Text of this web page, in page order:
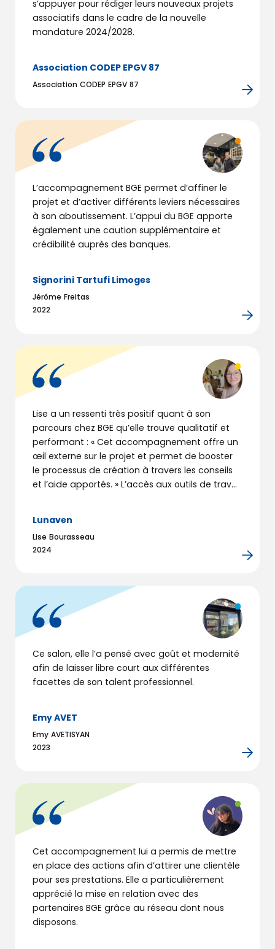
Formulaire de contact
DécouvrirBGE
Nos solutions
numériques
Nos formations
Rencontrernos entrepreneurs
Actus & agenda
s’appuyer pour rédiger leurs nouveaux projets
associatifs dans le cadre de la nouvelle
mandature 2024/2028.
Association CODEP EPGV 87
Association CODEP EPGV 87
L’accompagnement BGE permet d’affiner le
projet et d’activer différents leviers nécessaires
à son aboutissement. L’appui du BGE apporte
également une caution supplémentaire et
crédibilité auprès des banques.
Signorini Tartufi Limoges
Jérôme Freitas
2022
Lise a un ressenti très positif quant à son
parcours chez BGE qu’elle trouve qualitatif et
performant : « Cet accompagnement offre un
œil externe sur le projet et permet de booster
le processus de création à travers les conseils
et l’aide apportés. » L’accès aux outils de travail
entrepreneurs.
Lunaven
Lise Bourasseau
2024
Ce salon, elle l’a pensé avec goût et modernité
afin de laisser libre court aux différentes
facettes de son talent professionnel.
Emy AVET
Emy AVETISYAN
2023
Cet accompagnement lui a permis de mettre
en place des actions afin d’attirer une clientèle
pour ses prestations. Elle a particulièrement
apprécié la mise en relation avec des
partenaires BGE grâce au réseau dont nous
disposons.